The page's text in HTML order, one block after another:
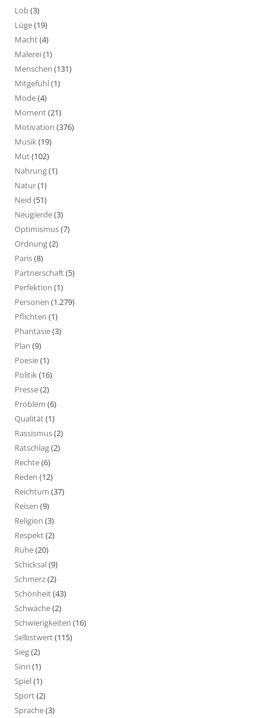
Lob(3)
Lüge(19)
Macht(4)
Malerei(1)
Menschen (131)
Mitgefühl(1)
Mode(4)
Moment(21)
Motivation (376)
Musik(19)
Mut(102)
Nahrung(1)
Natur(1)
Neid (51)
Neugierde(3)
Optimismus(7)
Ordnung(2)
Paris(8)
Partnerschaft(5)
Perfektion (1)
Personen (1.279)
Pflichten (1)
Phantasie(3)
Plan (9)
Poesie(1)
Politik(16)
Presse(2)
Problem (6)
Qualität(1)
Rassismus(2)
Ratschlag(2)
Rechte(6)
Reden (12)
Reichtum (37)
Reisen (9)
Religion (3)
Respekt(2)
Ruhe(20)
Schicksal(9)
Schmerz(2)
Schönheit(43)
Schwäche(2)
Schwierigkeiten (16)
Selbstwert(115)
Sieg(2)
Sinn (1)
Spiel(1)
Sport(2)
Sprache(3)